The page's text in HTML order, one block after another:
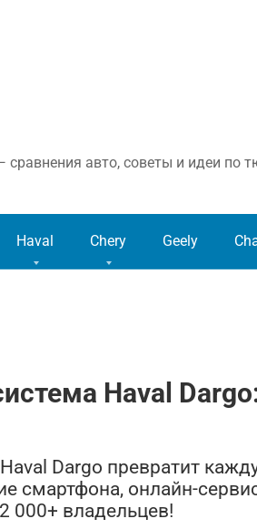
авто, советы и идеи по
Haval Chery Geely
Haval
Dargo превратит
смартфона, онлайн-
000+ владельцев!